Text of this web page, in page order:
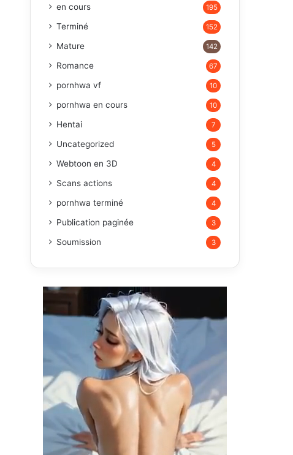
en cours 195
Terminé 152
Mature 142
Romance 67
pornhwa vf 10
pornhwa en cours 10
Hentai 7
Uncategorized 5
Webtoon en 3D 4
Scans actions 4
pornhwa terminé 4
Publication paginée 3
Soumission 3